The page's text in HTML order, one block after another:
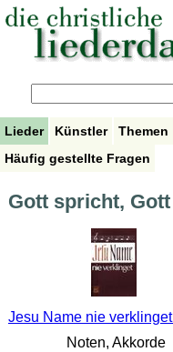
Lieder Künstler Themen
Häufig gestellte Fragen
Gott spricht,
Jesu Name nie
Noten, Akkorde